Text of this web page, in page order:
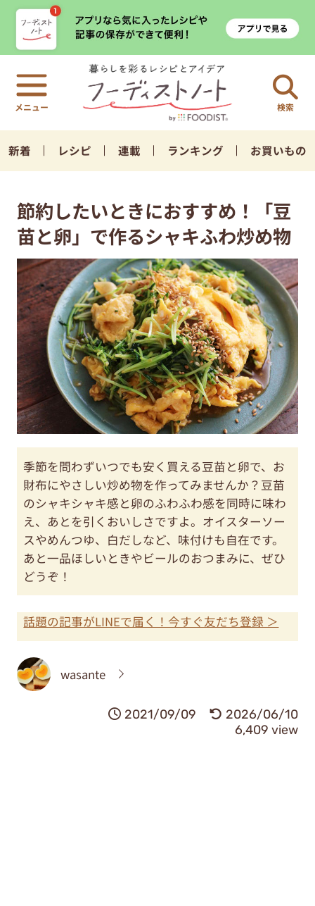
検索
新着 レシピ 連載 ランキング お買いもの
節約したいときにおすすめ！「豆
苗と卵」で作るシャキふわ炒め物
季節を問わずいつでも安く買える豆苗と卵で、お
財布にやさしい炒め物を作ってみませんか？豆苗
のシャキシャキ感と卵のふわふわ感を同時に味わ
え、あとを引くおいしさですよ。オイスターソー
スやめんつゆ、白だしなど、味付けも自在です。
あと一品ほしいときやビールのおつまみに、ぜひ
どうぞ！
話題の記事がLINEで届く！今すぐ友だち登録 ＞
wasante
2021/09/09
2026/06/10
6,409 view